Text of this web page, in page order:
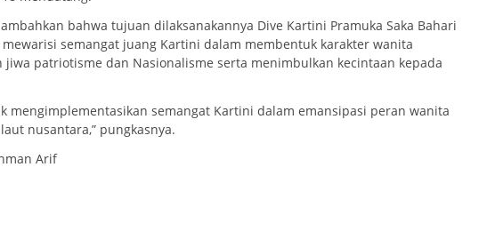
bahwa tujuan dilaksanakannya Dive Kartini Pramuka Saka Bahari
semangat juang Kartini dalam membentuk karakter wanita
patriotisme dan Nasionalisme serta menimbulkan kecintaan kepada
mengimplementasikan semangat Kartini dalam emansipasi peran wanita
nusantara,” pungkasnya.
Arif